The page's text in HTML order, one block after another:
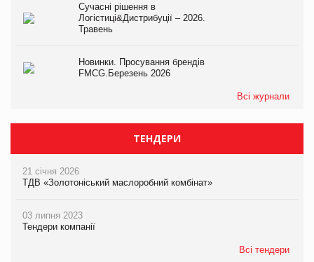
Сучасні рішення в
Логістиці&Дистрибуції – 2026.
Травень
Новинки. Просування брендів
FMCG.Березень 2026
Всі журнали
ТЕНДЕРИ
21 січня 2026
ТДВ «Золотоніський маслоробний комбінат»
03 липня 2023
Тендери компанії
Всі тендери